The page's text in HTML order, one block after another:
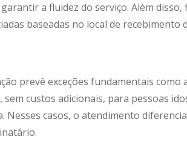
a fluidez do serviço. Além
baseadas no local de recebimento
prevê exceções fundamentais
sem custos adicionais, para pessoas
Nesses casos, o atendimento